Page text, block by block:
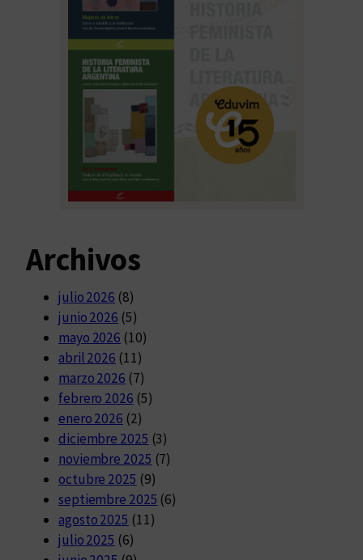
Archivos
julio 2026 (8)
junio 2026 (5)
mayo 2026 (10)
abril 2026 (11)
marzo 2026 (7)
febrero 2026 (5)
enero 2026 (2)
diciembre 2025 (3)
noviembre 2025 (7)
octubre 2025 (9)
septiembre 2025 (6)
agosto 2025 (11)
julio 2025 (6)